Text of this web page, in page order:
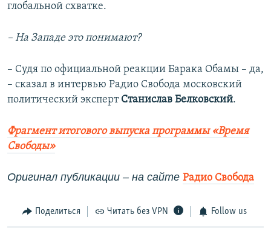
глобальной схватке.
– На Западе это понимают?
– Судя по официальной реакции Барака Обамы – да,
– сказал в интервью Радио Свобода московский
политический эксперт Станислав Белковский.
Фрагмент итогового выпуска программы «Время
Свободы»
Оригинал публикации – на сайте Радио Свобода
Поделиться Читать без VPN Follow us